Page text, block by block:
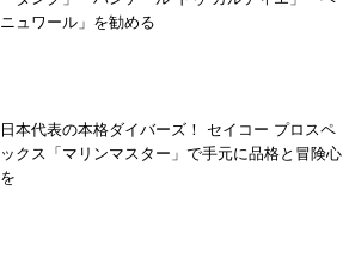
ニュワール」を勧める
日本代表の本格ダイバーズ！ セイコー プロスペ
ックス「マリンマスター」で手元に品格と冒険心
を